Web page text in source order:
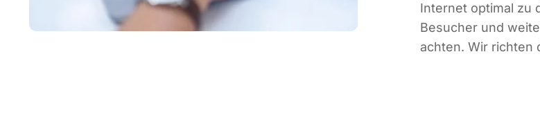
Inter­net opti­mal zu
Besu­cher und
ach­ten. Wir rich­ten